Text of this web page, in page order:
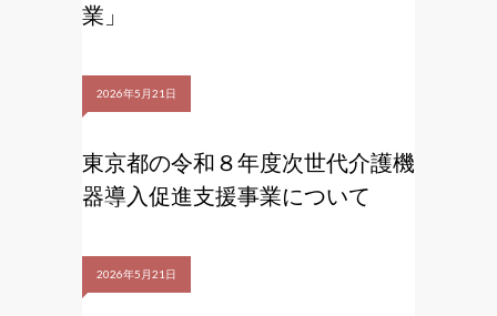
業」
2026年5月21日
東京都の令和８年度次世代介護機
器導入促進支援事業について
2026年5月21日